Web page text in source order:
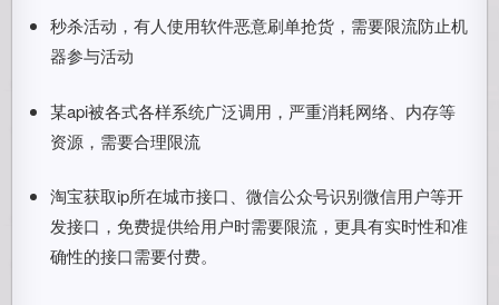
秒杀活动，有人使用软件恶意刷单抢货，需要限流防止机
器参与活动
某api被各式各样系统广泛调用，严重消耗网络、内存等
资源，需要合理限流
淘宝获取ip所在城市接口、微信公众号识别微信用户等开
发接口，免费提供给用户时需要限流，更具有实时性和准
确性的接口需要付费。